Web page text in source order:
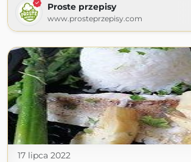
Proste przepisy
www.prosteprzepisy.com
17 lipca 2022